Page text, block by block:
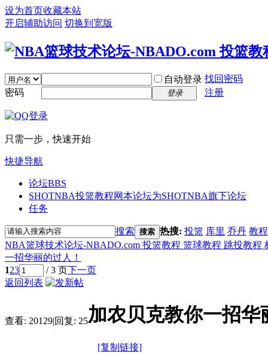
设为首页收藏本站
开启辅助访问 切换到宽版
自动登录 找回密码
密码
登录 注册
只需一步，快速开始
快捷导航
论坛BBS
SHOTNBA投篮教程网本论坛为SHOTNBA旗下论坛
任务
搜索 搜索 热搜: 投篮 库里 乔丹 教程
NBA篮球技术论坛-NBADO.com 投篮教程 篮球教程 跳投教程
一招华丽的过人！
123 / 3 页下一页
返回列表
查看: 20129|回复: 25加农贝克教你一招华
[复制链接]